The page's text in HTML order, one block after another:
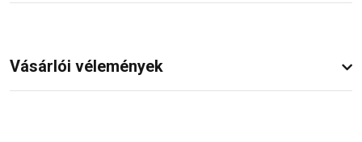
Vásárlói vélemények